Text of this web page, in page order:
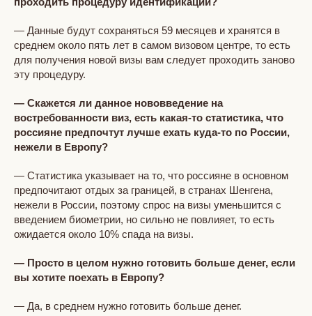
— Данные будут сохраняться 59 месяцев и хранятся в
среднем около пять лет в самом визовом центре, то есть
для получения новой визы вам следует проходить заново
эту процедуру.
— Скажется ли данное нововведение на
востребованности виз, есть какая-то статистика, что
россияне предпочтут лучше ехать куда-то по России,
нежели в Европу?
— Статистика указывает на то, что россияне в основном
предпочитают отдых за границей, в странах Шенгена,
нежели в России, поэтому спрос на визы уменьшится с
введением биометрии, но сильно не повлияет, то есть
ожидается около 10% спада на визы.
— Просто в целом нужно готовить больше денег, если
вы хотите поехать в Европу?
— Да, в среднем нужно готовить больше денег.